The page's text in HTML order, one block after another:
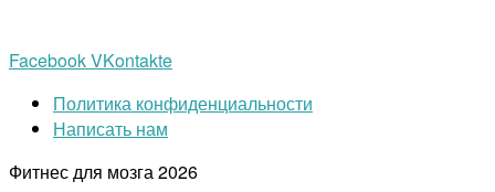
FacebookVKontakte
Политика конфиденциальности
Написать нам
Фитнес для мозга2026